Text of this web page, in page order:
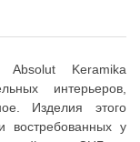
Absolut Keramika
интерьеров,
Изделия этого
у